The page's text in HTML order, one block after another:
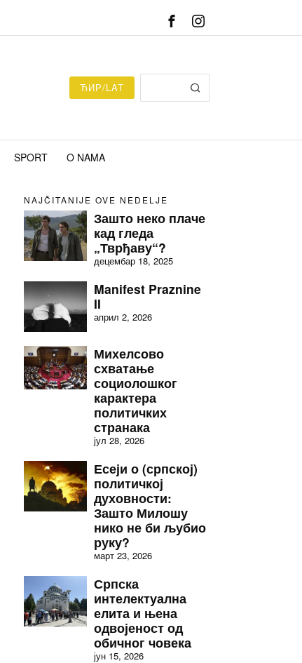
ЋИР/LAT
SPORT O NAMA
NAJČITANIJE OVE NEDELJE
Зашто неко плаче
кад гледа
„Тврђаву“?
децембар 18, 2025
Manifest Praznine
II
април 2, 2026
Михелсово
схватање
социолошког
карактера
политичких
странака
јул 28, 2026
Есеји о (српској)
политичкој
духовности:
Зашто Милошу
нико не би љубио
руку?
март 23, 2026
Српска
интелектуална
елита и њена
одвојеност од
обичног човека
јун 15, 2026